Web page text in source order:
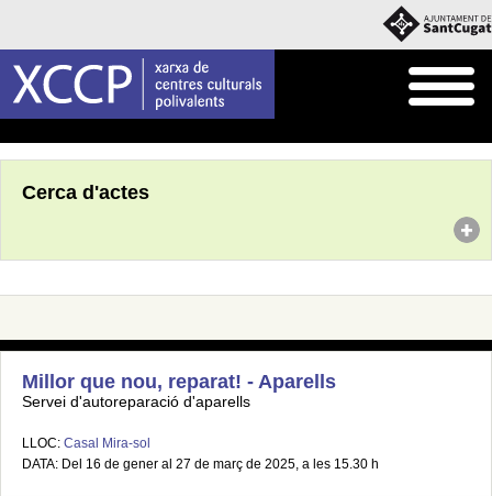
Cerca d'actes
Millor que nou, reparat! - Aparells
Servei d'autoreparació d'aparells
LLOC: Casal Mira-sol
DATA: Del 16 de gener al 27 de març de 2025, a les 15.30 h